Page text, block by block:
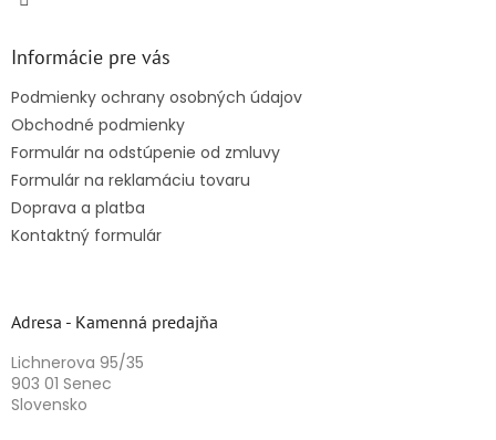
Informácie pre vás
Podmienky ochrany osobných údajov
Obchodné podmienky
Formulár na odstúpenie od zmluvy
Formulár na reklamáciu tovaru
Doprava a platba
Kontaktný formulár
Adresa - Kamenná predajňa
Lichnerova 95/35
903 01 Senec
Slovensko